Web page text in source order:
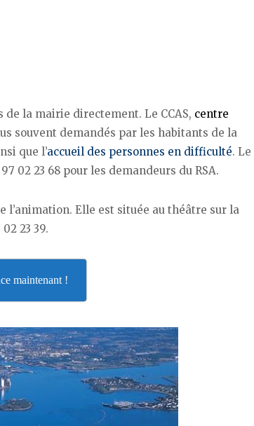
la mairie directement. Le CCAS, centre
souvent demandés par les habitants de la
que l’accueil des personnes en difficulté. Le
02 23 68 pour les demandeurs du RSA.
l’animation. Elle est située au théâtre sur la
23 39.
maintenant !